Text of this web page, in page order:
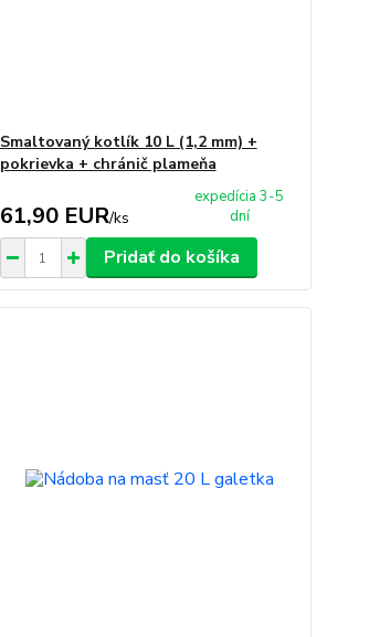
Smaltovaný kotlík 10 L (1,2 mm) +
pokrievka + chránič plameňa
61,90 EUR/ks
expedícia 3-5
dní
Pridať do košíka